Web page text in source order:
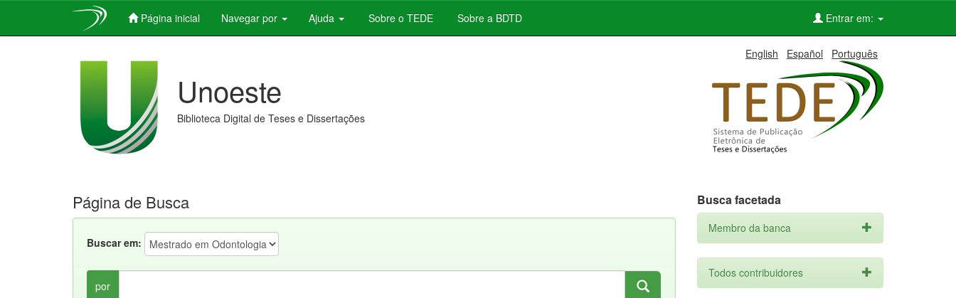
Página inicial Navegar por Ajuda Sobre o TEDE Sobre a BDTD Entrar em:
English Español Português
Unoeste
Biblioteca Digital de Teses e Dissertações
Página de Busca
Buscar em:
por
Busca facetada
Membro da banca
Todos contribuidores